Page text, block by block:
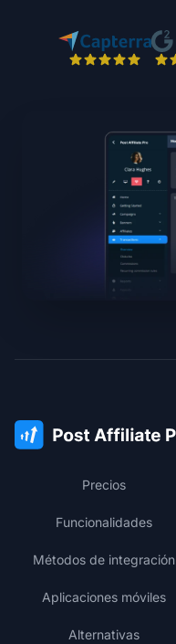
Precios
Funcionalidades
Métodos de integración
Aplicaciones móviles
Alternativas